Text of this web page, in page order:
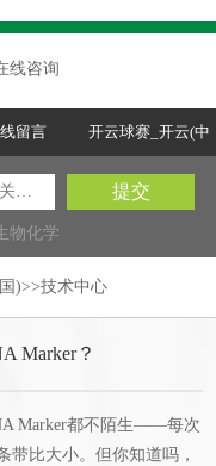
线咨询
留言 开云球赛_开云(中
国)
物化学
)>>技术中心
Marker？
Marker都不陌生——每次
带比大小。但你知道吗，